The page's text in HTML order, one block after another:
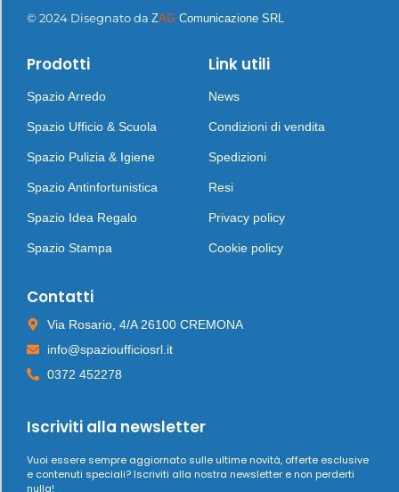
© 2024 Disegnato da ZAG Comunicazione SRL
Prodotti
Spazio Arredo
Spazio Ufficio & Scuola
Spazio Pulizia & Igiene
Spazio Antinfortunistica
Spazio Idea Regalo
Spazio Stampa
Link utili
News
Condizioni di vendita
Spedizioni
Resi
Privacy policy
Cookie policy
Contatti
Via Rosario, 4/A 26100 CREMONA
info@spazioufficiosrl.it
0372 452278
Iscriviti alla newsletter
Vuoi essere sempre aggiornato sulle ultime novità, offerte esclusive
e contenuti speciali? Iscriviti alla nostra newsletter e non perderti
nulla!